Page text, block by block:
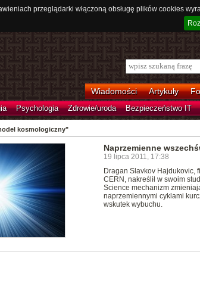
przeglądarki włączoną obsługę plików cookies
Wiadomości Artykuły
Psychologia Zdrowie/uroda Bezpieczeństwo IT
kosmologiczny"
Naprzemienne
19 lipca 2011, 17:38
Dragan Slavkov Hajdukovic,
CERN, nakreślił w swoim
Science mechanizm
naprzemiennymi cyklami
wskutek wybuchu.